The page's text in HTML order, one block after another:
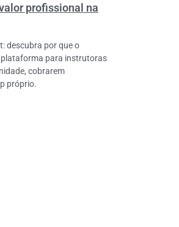
profissional na
descubra por que o
plataforma para instrutoras
cobrarem
próprio.